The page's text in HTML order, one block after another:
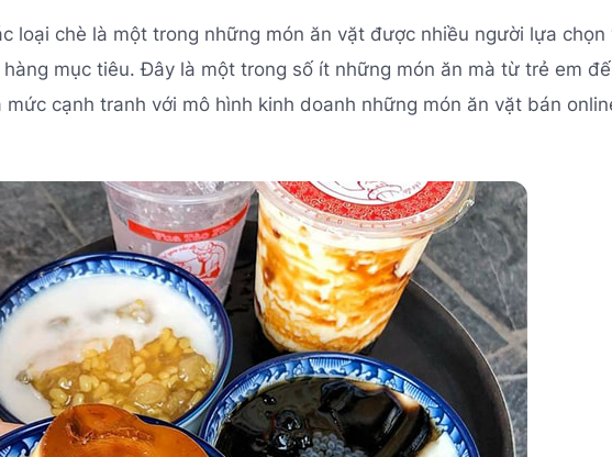
loại chè là một trong những món ăn vặt được nhiều người lựa chọn
mục tiêu. Đây là một trong số ít những món ăn mà từ trẻ em
cạnh tranh với mô hình kinh doanh những món ăn vặt bán